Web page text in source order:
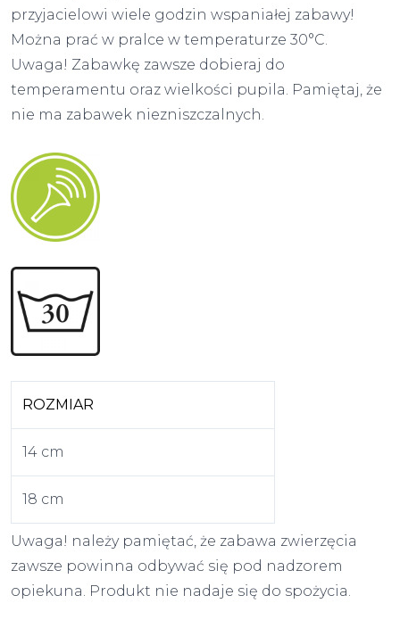
przyjacielowi wiele godzin wspaniałej zabawy!
Można prać w pralce w temperaturze 30°C.
Uwaga! Zabawkę zawsze dobieraj do
temperamentu oraz wielkości pupila. Pamiętaj, że
nie ma zabawek niezniszczalnych.
ROZMIAR
14 cm
18 cm
Uwaga! należy pamiętać, że zabawa zwierzęcia
zawsze powinna odbywać się pod nadzorem
opiekuna. Produkt nie nadaje się do spożycia.